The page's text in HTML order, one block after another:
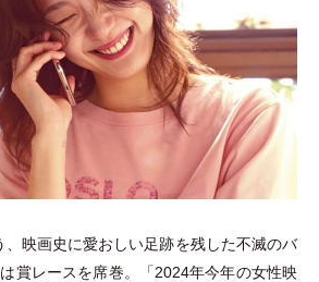
、映画史に愛おしい足跡を残した不滅のバ
賞レースを席巻。
「2024年今年の女性映